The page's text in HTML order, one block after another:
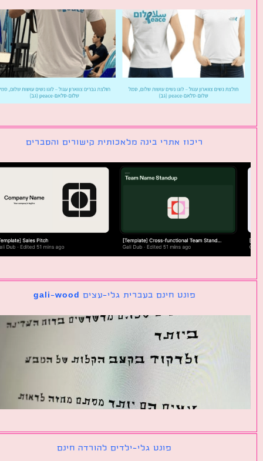
ריכוז אתרי בינה מלאכותית קישורים והסברים
פונט חינם בעברית גלי-עצים gali-wood
פונט גלי-ילדים להורדה חינם